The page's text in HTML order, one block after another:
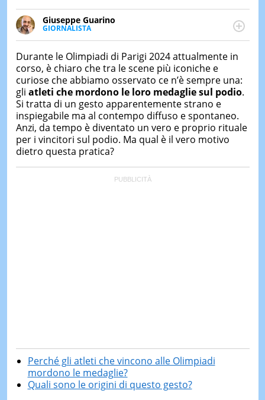
DI
Giuseppe Guarino
GIORNALISTA
Ph(D) in Diritto Comparato e processi di
integrazione e attivo nel campo della ricerca, in
particolare sulla Storia contemporanea di America
Latina e Spagna. Collabora con numerose testate ed
è presidente dell'Associazione Culturale "La
Biblioteca del Sannio".
Durante le Olimpiadi di Parigi 2024 attualmente in
corso, è chiaro che tra le scene più iconiche e
curiose che abbiamo osservato ce n’è sempre una:
gli atleti che mordono le loro medagliesul podio.
Si tratta di un gesto apparentemente strano e
inspiegabile ma al contempo diffuso e spontaneo.
Anzi, da tempo è diventato un vero e proprio rituale
per i vincitori sul podio. Ma qual è il vero motivo
dietro questa pratica?
Perché gli atleti che vincono alle Olimpiadi
mordono le medaglie?
Quali sono le origini di questo gesto?